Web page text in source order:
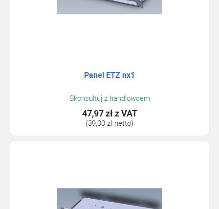
Panel ETZ nx1
Skonsultuj z handlowcem
47,97 złz VAT
(39,00 zł netto)